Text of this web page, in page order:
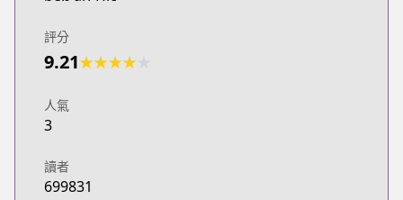
評分
9.21★★★★
人氣
3
讀者
699831